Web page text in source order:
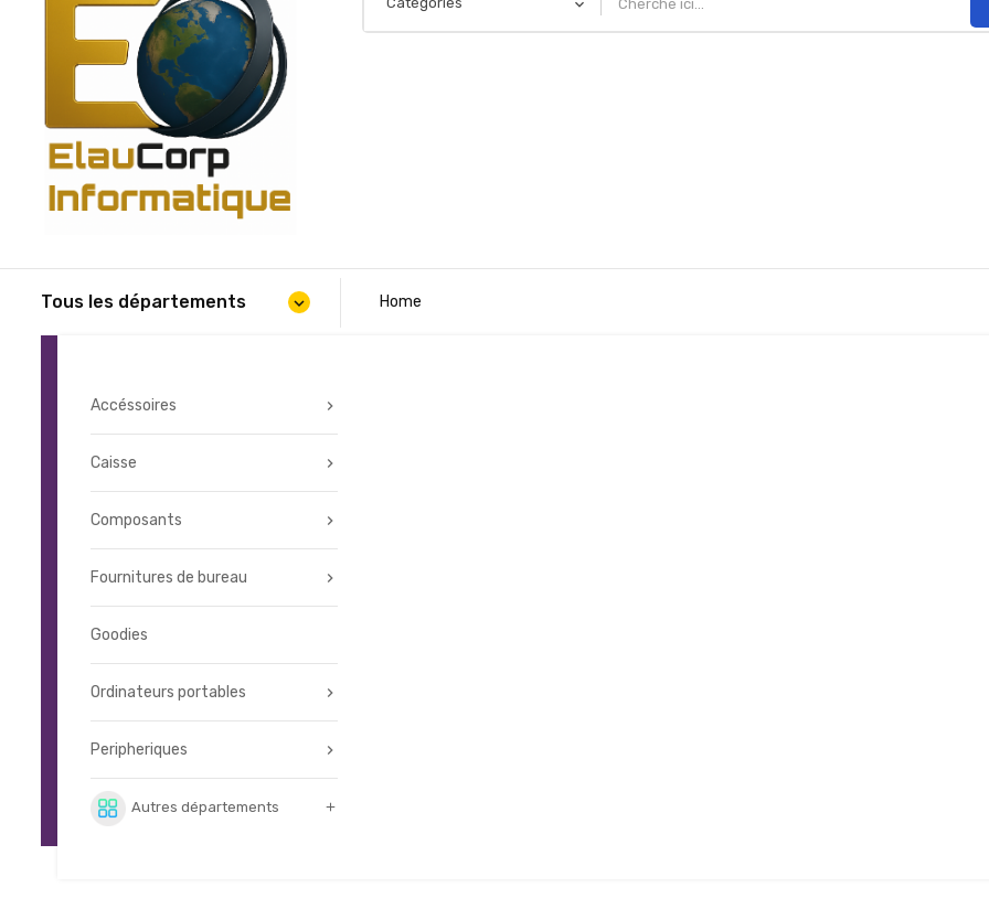
Home
Tous les départements expand_more
Accéssoires
Caisse
Composants
Fournitures de bureau
Goodies
Ordinateurs portables
Peripheriques
Autres départements 